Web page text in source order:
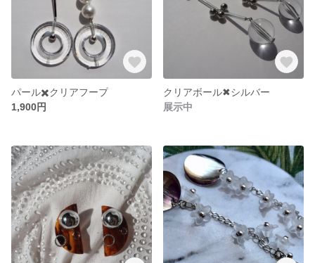
パール✖️クリアフープ
1,900円
クリアボール✖︎シルバー
展示中